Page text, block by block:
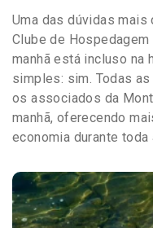
Uma das dúvidas mais
Clube de
manhã está incluso na
simples: sim. Todas
os associados da
manhã, oferecendo
economia durante toda